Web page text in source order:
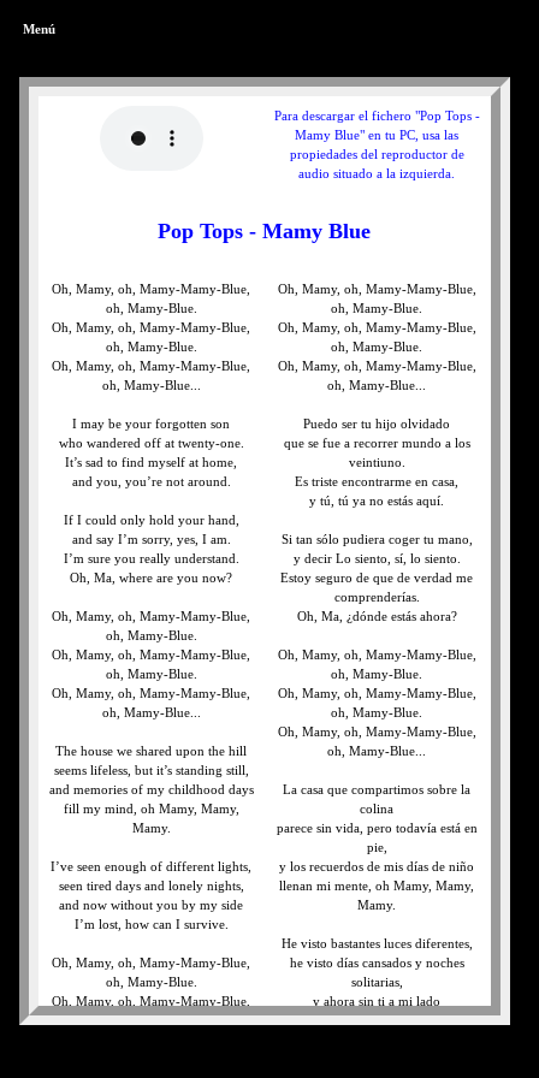
Menú
Para descargar el fichero "Pop Tops -
Mamy Blue" en tu PC, usa las
propiedades del reproductor de
audio situado a la izquierda.
Pop Tops - Mamy Blue
Oh, Mamy, oh, Mamy-Mamy-Blue,
oh, Mamy-Blue.
Oh, Mamy, oh, Mamy-Mamy-Blue,
oh, Mamy-Blue.
Oh, Mamy, oh, Mamy-Mamy-Blue,
oh, Mamy-Blue...
I may be your forgotten son
who wandered off at twenty-one.
It’s sad to find myself at home,
and you, you’re not around.
If I could only hold your hand,
and say I’m sorry, yes, I am.
I’m sure you really understand.
Oh, Ma, where are you now?
Oh, Mamy, oh, Mamy-Mamy-Blue,
oh, Mamy-Blue.
Oh, Mamy, oh, Mamy-Mamy-Blue,
oh, Mamy-Blue.
Oh, Mamy, oh, Mamy-Mamy-Blue,
oh, Mamy-Blue...
The house we shared upon the hill
seems lifeless, but it’s standing still,
and memories of my childhood days
fill my mind, oh Mamy, Mamy,
Mamy.
I’ve seen enough of different lights,
seen tired days and lonely nights,
and now without you by my side
I’m lost, how can I survive.
Oh, Mamy, oh, Mamy-Mamy-Blue,
oh, Mamy-Blue.
Oh, Mamy, oh, Mamy-Mamy-Blue,
oh, Mamy-Blue.
Oh, Mamy, oh, Mamy-Mamy-Blue,
oh, Mamy-Blue.
Oh, Mamy, oh, Mamy-Mamy-Blue,
oh, Mamy-Blue.
Oh, Mamy, oh, Mamy-Mamy-Blue,
oh, Mamy-Blue...
Puedo ser tu hijo olvidado
que se fue a recorrer mundo a los
veintiuno.
Es triste encontrarme en casa,
y tú, tú ya no estás aquí.
Si tan sólo pudiera coger tu mano,
y decir Lo siento, sí, lo siento.
Estoy seguro de que de verdad me
comprenderías.
Oh, Ma, ¿dónde estás ahora?
Oh, Mamy, oh, Mamy-Mamy-Blue,
oh, Mamy-Blue.
Oh, Mamy, oh, Mamy-Mamy-Blue,
oh, Mamy-Blue.
Oh, Mamy, oh, Mamy-Mamy-Blue,
oh, Mamy-Blue...
La casa que compartimos sobre la
colina
parece sin vida, pero todavía está en
pie,
y los recuerdos de mis días de niño
llenan mi mente, oh Mamy, Mamy,
Mamy.
He visto bastantes luces diferentes,
he visto días cansados y noches
solitarias,
y ahora sin ti a mi lado
estoy perdido, cómo puedo